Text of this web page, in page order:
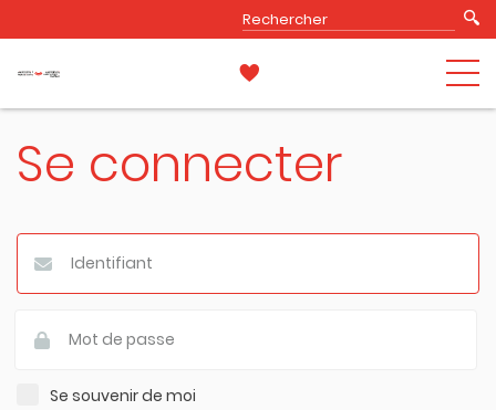
Se connecter
Se souvenir de moi